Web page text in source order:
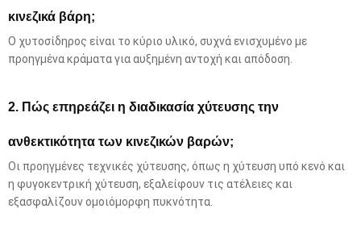
κινεζικά βάρη;
Ο χυτοσίδηρος είναι το κύριο υλικό, συχνά ενισχυμένο με
προηγμένα κράματα για αυξημένη αντοχή και απόδοση.
2. Πώς επηρεάζει η διαδικασία χύτευσης την
ανθεκτικότητα των κινεζικών βαρών;
Οι προηγμένες τεχνικές χύτευσης, όπως η χύτευση υπό κενό και
η φυγοκεντρική χύτευση, εξαλείφουν τις ατέλειες και
εξασφαλίζουν ομοιόμορφη πυκνότητα.